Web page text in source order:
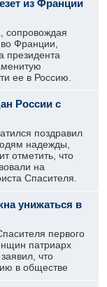
из Франции
сопровождая
Франции,
президента
ее в Россию.
России с
поздравил
надежды,
отметить, что
на
Спасителя.
унижаться в
первого
патриарх
что
в обществе